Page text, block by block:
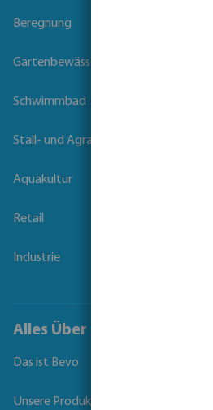
Beregnung
Gartenbewässerung
Schwimmbad
Stall- und Agrartechnik
Aquakultur
Retail
Industrie
Alles Über Bevo
Das ist Bevo
Unsere Produkte